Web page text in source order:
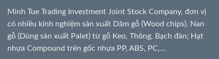
Minh Tue Trading Investment Joint Stock Company, đơn vị
có nhiều kinh nghiệm sản xuất Dăm gỗ (Wood chips), Nan
gỗ (Dùng sản xuất Palet) từ gỗ Keo, Thông, Bạch đàn; Hạt
nhựa Compound trên gốc nhựa PP, ABS, PC,…